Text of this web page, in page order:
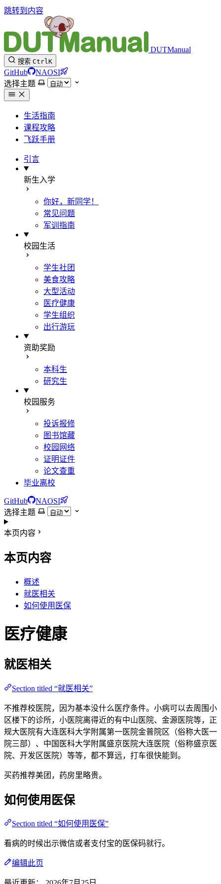
跳转到内容
DUTManual
搜索 CtrlK
GitHub
NAOSI
选择主题
生活指南
课程攻略
飞跃手册
引言
新生入学
你好，新同学！
常见问题
军训指南
校园生活
学生社团
美食攻略
大型活动
医疗健康
学生组织
出行游玩
资助奖励
本科生
研究生
校园服务
投诉报修
图书馆藏
校园网络
证明证件
论文查重
毕业离校
GitHub
NAOSI
选择主题
本页内容
本页内容
概述
就医相关
如何使用医保
医疗健康
就医相关
Section titled “就医相关”
不推荐校医院，因为基本没什么医疗条件。小病可以去周围小
区楼下的诊所，小医院离得近的有中山医院、金源医院等，正
规大医院有大连医科大学附属第一医院金普院区（俗称大医一
院三部）、中国医科大学附属盛京医院大连医院（俗称盛京医
院、开发区医院）等等，都不算远，打车很快能到。
买药推荐美团，药房里略贵。
如何使用医保
Section titled “如何使用医保”
看病的时候出示微信或者支付宝的医保码就行。
编辑此页